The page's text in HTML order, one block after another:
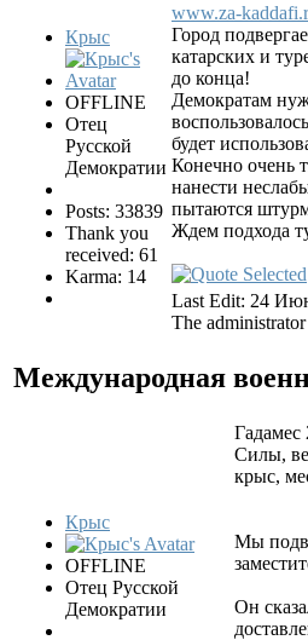
Крыс
OFFLINE
Отец
Русской
Демократии
Posts: 33839
Thank you
received: 61
Karma: 14
www.za-
Город
катарских и
до конца!
Демократам
будет
Конечно очень
нанести
пытаются
Ждем подхода
Last Edit: 24
The
Международная
Крыс
OFFLINE
Отец Русской
Демократии
Гадамес
Силы,
крыс,
Мы
Он